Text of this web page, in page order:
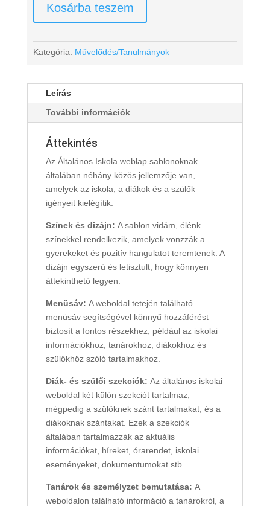
Kosárba teszem
Kategória: Művelődés/Tanulmányok
Leírás
További információk
Áttekintés
Az Általános Iskola weblap sablonoknak
általában néhány közös jellemzője van,
amelyek az iskola, a diákok és a szülők
igényeit kielégítik.
Színek és dizájn: A sablon vidám, élénk
színekkel rendelkezik, amelyek vonzzák a
gyerekeket és pozitív hangulatot teremtenek. A
dizájn egyszerű és letisztult, hogy könnyen
áttekinthető legyen.
Menüsáv: A weboldal tetején található
menüsáv segítségével könnyű hozzáférést
biztosít a fontos részekhez, például az iskolai
információkhoz, tanárokhoz, diákokhoz és
szülőkhöz szóló tartalmakhoz.
Diák- és szülői szekciók: Az általános iskolai
weboldal két külön szekciót tartalmaz,
mégpedig a szülőknek szánt tartalmakat, és a
diákoknak szántakat. Ezek a szekciók
általában tartalmazzák az aktuális
információkat, híreket, órarendet, iskolai
eseményeket, dokumentumokat stb.
Tanárok és személyzet bemutatása: A
weboldalon található információ a tanárokról, a